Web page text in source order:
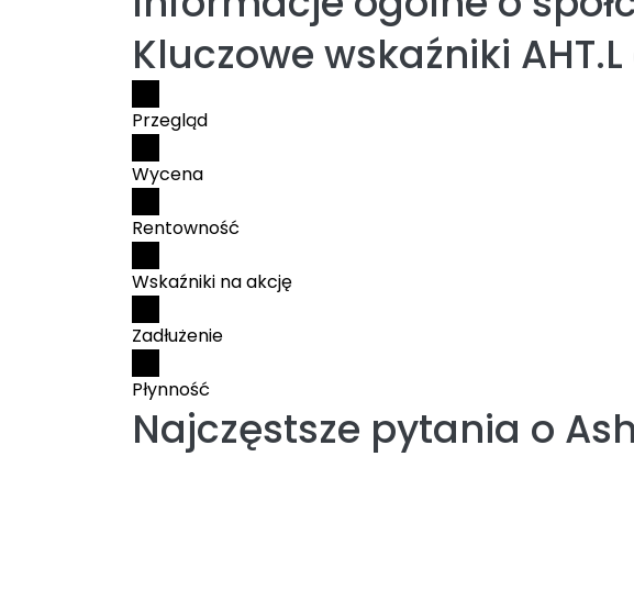
Kluczowe wskaźniki
Przegląd
Wycena
Rentowność
Wskaźniki na akcję
Zadłużenie
Płynność
Najczęstsze pytania o